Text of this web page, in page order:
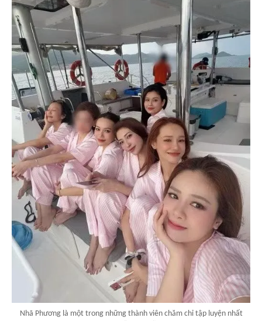
Nhã Phương là một trong những thành viên chăm chỉ tập luyện nhất